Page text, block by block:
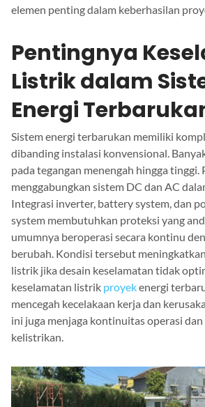
elemen penting dalam keberhasilan
Pentingnya
Listrik dalam
Energi
Sistem energi terbarukan memiliki
dibanding instalasi konvensional.
pada tegangan menengah hingga tinggi.
menggabungkan sistem DC dan AC
Integrasi inverter, battery system, dan
system membutuhkan proteksi yang
umumnya beroperasi secara kontinu
berubah. Kondisi tersebut
listrik jika desain keselamatan tidak
keselamatan listrik proyekenergi
mencegah kecelakaan kerja dan
ini juga menjaga kontinuitas operasi
kelistrikan.